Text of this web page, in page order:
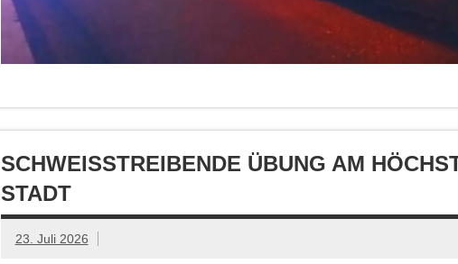
SCHWEISSTREIBENDE ÜBUNG AM
TADT
23. Juli 2026